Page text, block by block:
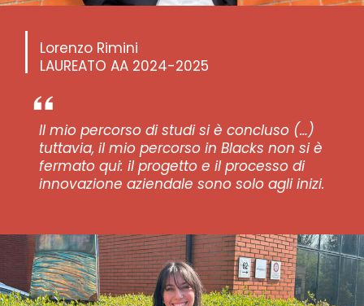
Lorenzo Rimini
LAUREATO AA 2024-2025
Il mio percorso di studi si è concluso (…)
tuttavia, il mio percorso in Blacks non si è
fermato qui: il progetto e il processo di
innovazione aziendale sono solo agli inizi.